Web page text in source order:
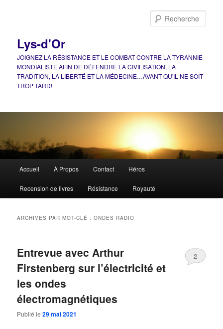
Lys-d'Or
JOIGNEZ LA RÉSISTANCE ET LE COMBAT CONTRE LA TYRANNIE
MONDIALISTE AFIN DE DÉFENDRE LA CIVILISATION, LA
TRADITION, LA LIBERTÉ ET LA MÉDECINE…AVANT QU'IL NE SOIT
TROP TARD!
principal
Accueil À Propos Contact Héros
Recension de livres Résistance Royauté
ARCHIVES PAR MOT-CLÉ :ONDES RADIO
Entrevue avec Arthur
Firstenberg sur l’électricité et
les ondes
électromagnétiques
Publié le29 mai 2021
2